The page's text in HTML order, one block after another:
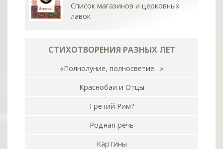
Список магазинов и церковных
лавок
СТИХОТВОРЕНИЯ РАЗНЫХ ЛЕТ
«Полнолуние, полносветие…»
Краснобаи и Отцы
Третий Рим?
Родная речь
Картины